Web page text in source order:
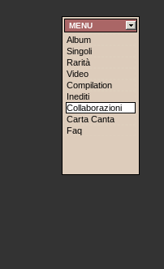
MENU
Album
Singoli
Rarità
Video
Compilation
Inediti
Collaborazioni
Carta Canta
Faq